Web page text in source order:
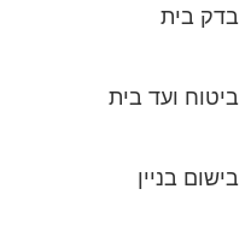
בדק בית
ביטוח ועד בית
בישום בניין